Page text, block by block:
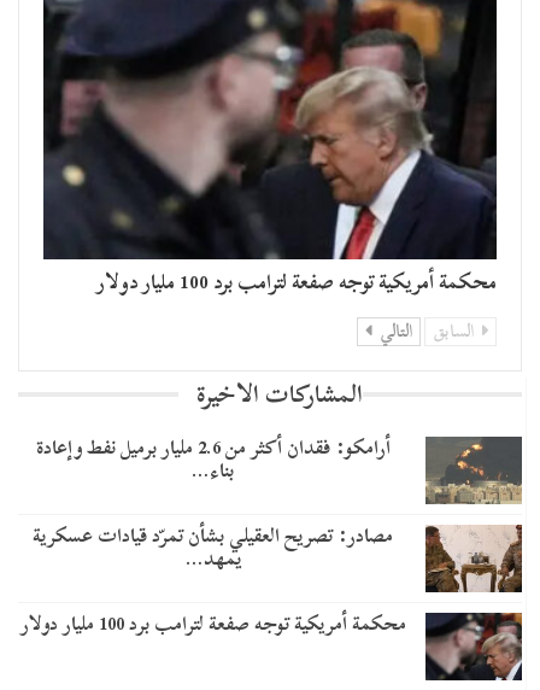
محكمة أمريكية توجه صفعة لترامب برد 100 مليار دولار
السابق التالي
المشاركات الاخيرة
أرامكو: فقدان أكثر من 2.6 مليار برميل نفط وإعادة
بناء…
مصادر: تصريح العقيلي بشأن تمرّد قيادات عسكرية
يمهد…
محكمة أمريكية توجه صفعة لترامب برد 100 مليار دولار